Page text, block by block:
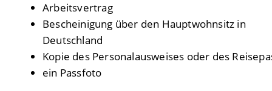
Arbeitsvertrag
Bescheinigung über den Hauptwohnsitz in
Deutschland
Kopie des Personalausweises oder des
ein Passfoto